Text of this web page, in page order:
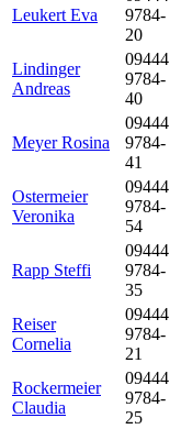
Leukert Eva
9784-
20
Lindinger
Andreas
09444
9784-
40
Meyer Rosina
09444
9784-
41
Ostermeier
Veronika
09444
9784-
54
Rapp Steffi
09444
9784-
35
Reiser
Cornelia
09444
9784-
21
Rockermeier
Claudia
09444
9784-
25